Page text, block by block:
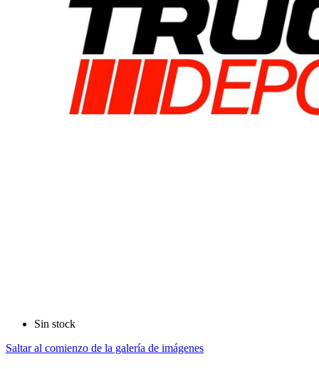
Sin stock
Saltar al comienzo de la galería de imágenes